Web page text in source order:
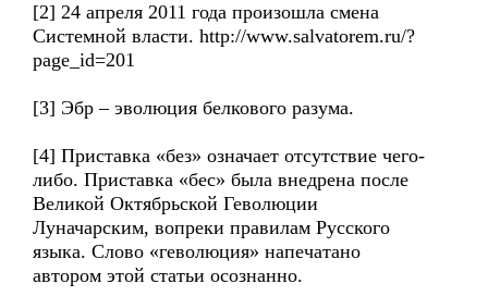
[2] 24 апреля 2011 года произошла смена
Системной власти. http://www.salvatorem.ru/?
page_id=201
[3] Эбр – эволюция белкового разума.
[4] Приставка «без» означает отсутствие чего-
либо. Приставка «бес» была внедрена после
Великой Октябрьской Геволюции
Луначарским, вопреки правилам Русского
языка. Слово «геволюция» напечатано
автором этой статьи осознанно.